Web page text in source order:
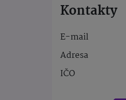
Kontakty
E-mail
Adresa
IČO